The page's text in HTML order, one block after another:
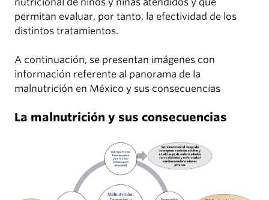
permitan evaluar, por tanto, la efectividad de los
distintos tratamientos.
A continuación, se presentan imágenes con
información referente al panorama de la
malnutrición en México y sus consecuencias
La malnutrición y sus consecuencias